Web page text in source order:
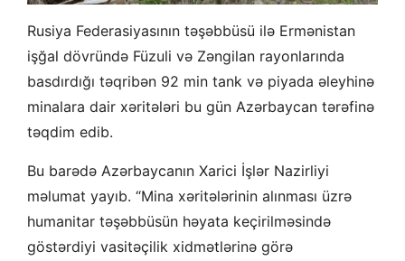
Rusiya Federasiyasının təşəbbüsü ilə Ermənistan
işğal dövründə Füzuli və Zəngilan rayonlarında
basdırdığı təqribən 92 min tank və piyada əleyhinə
minalara dair xəritələri bu gün Azərbaycan tərəfinə
təqdim edib.
Bu barədə Azərbaycanın Xarici İşlər Nazirliyi
məlumat yayıb. “Mina xəritələrinin alınması üzrə
humanitar təşəbbüsün həyata keçirilməsində
göstərdiyi vasitəçilik xidmətlərinə görə